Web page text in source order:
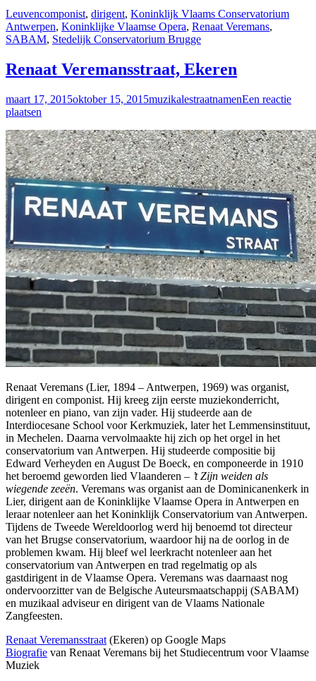
Leuvencomponist, dirigent, Koninklijk Vlaams Conservatorium
Antwerpen, Koninklijke Vlaamse Opera, Renaat Veremans,
SABAM, Stedelijk Conservatorium Brugge
Renaat Veremansstraat, Ekeren
maart 17, 2015oktober 15, 2015muzikalestraatnamenEen reactie
plaatsen
Renaat Veremans (Lier, 1894 – Antwerpen, 1969) was organist,
dirigent en componist. Hij kreeg zijn eerste muziekonderricht,
notenleer en piano, van zijn vader. Hij studeerde aan de
Interdiocesane School voor Kerkmuziek, later het Lemmensinstituut,
in Mechelen. Daarna vervolmaakte hij zich op het orgel in het
conservatorium van Antwerpen. Hij studeerde compositie bij
Edward Verheyden en August De Boeck, en componeerde in 1910
het beroemd geworden lied Vlaanderen – ’t Zijn weiden als
wiegende zeeën. Veremans was organist aan de Dominicanenkerk in
Lier, dirigent aan de Koninklijke Vlaamse Opera in Antwerpen en
leraar notenleer aan het Koninklijk Conservatorium van Antwerpen.
Tijdens de Tweede Wereldoorlog werd hij benoemd tot directeur
van het Brugse conservatorium, waardoor hij na de oorlog in de
problemen kwam. Hij bleef wel leerkracht notenleer aan het
conservatorium van Antwerpen en trad regelmatig op als
gastdirigent in de Vlaamse Opera. Veremans was daarnaast nog
ondervoorzitter van de Belgische Auteursmaatschappij (SABAM)
en muzikaal adviseur en dirigent van de Vlaams Nationale
Zangfeesten.
Renaat Veremansstraat (Ekeren) op Google Maps
Biografie van Renaat Veremans bij het Studiecentrum voor Vlaamse
Muziek